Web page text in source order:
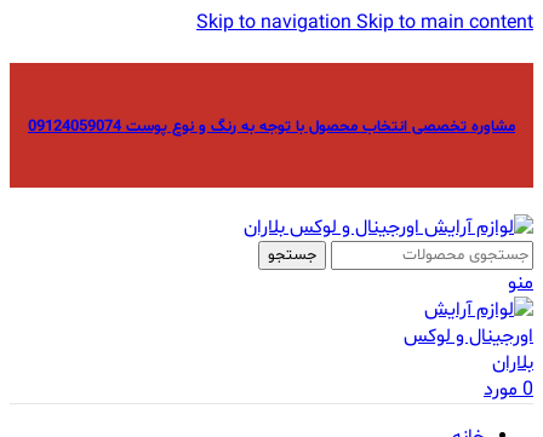
Skip to navigationSkip to main content
مشاوره تخصصی انتخاب محصول با توجه به رنگ و نوع پوست 09124059074
جستجو
منو
0مورد